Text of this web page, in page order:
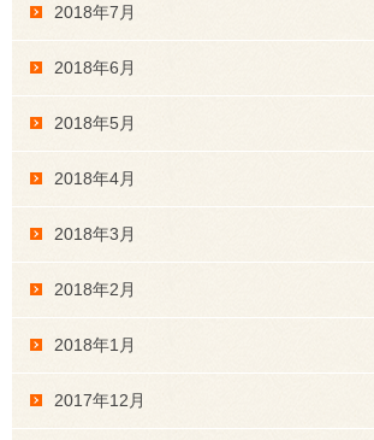
2018年7月
2018年6月
2018年5月
2018年4月
2018年3月
2018年2月
2018年1月
2017年12月